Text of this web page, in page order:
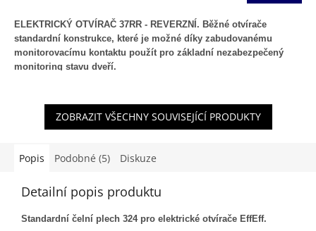
ELEKTRICKÝ OTVÍRAČ 37RR - REVERZNÍ. Běžné otvírače
standardní konstrukce, které je možné díky zabudovanému
monitorovacímu kontaktu použít pro základní nezabezpečený
monitoring stavu dveří.
ZOBRAZIT VŠECHNY SOUVISEJÍCÍ PRODUKTY
Popis Podobné (5) Diskuze
Detailní popis produktu
Standardní čelní plech 324 pro elektrické otvírače EffEff.